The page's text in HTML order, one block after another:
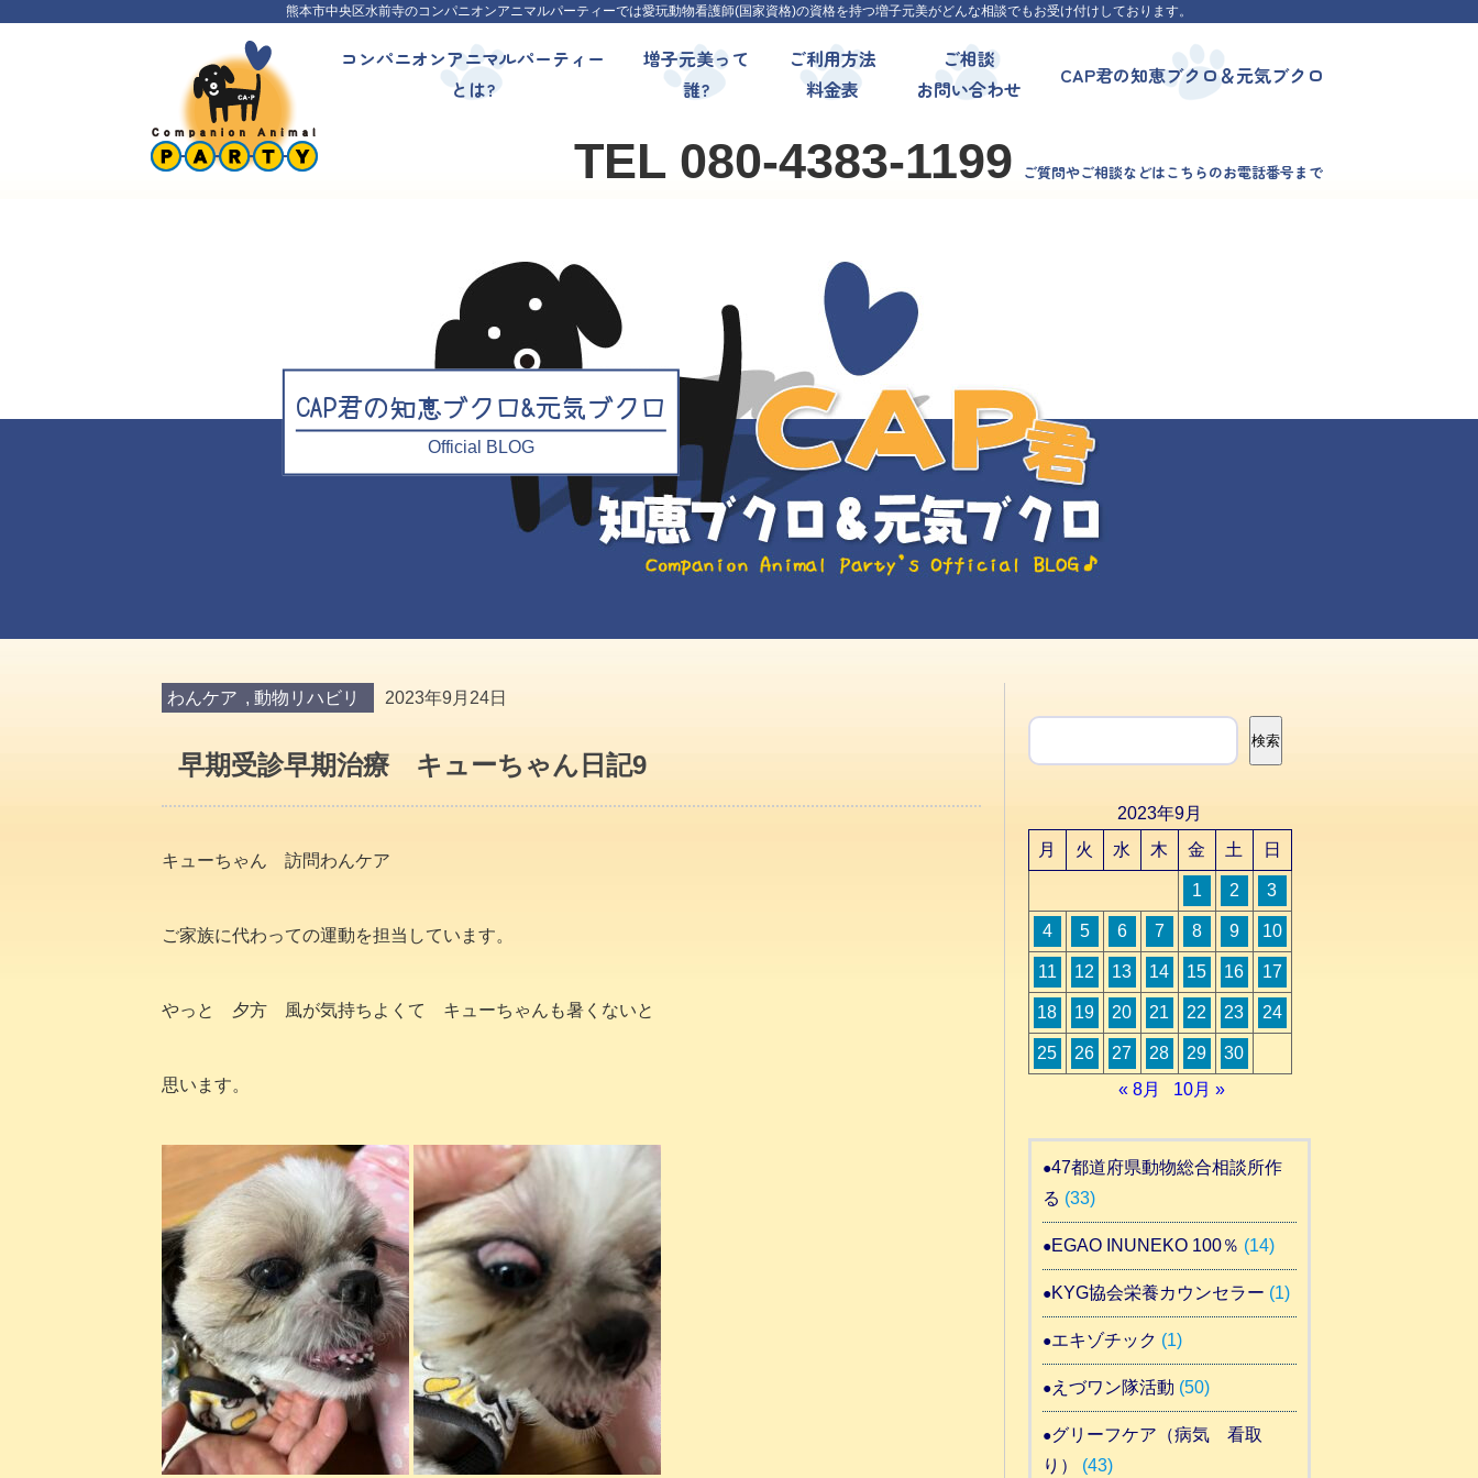
熊本市中央区水前寺のコンパニオンアニマルパーティーでは愛玩動物看護師(国家資格)の資格を持つ増子元美がどんな相談でもお受け付けしております。
コンパニオンアニマルパーティー
とは?
増子元美って
誰?
ご利用方法
料金表
ご相談
お問い合わせ
CAP君の知恵ブクロ＆元気ブクロ
TEL 080-4383-1199 ご質問やご相談などはこちらのお電話番号まで
CAP君の知恵ブクロ&元気ブクロ
Official BLOG
わんケア ,動物リハビリ 2023年9月24日
早期受診早期治療 キューちゃん日記9
キューちゃん 訪問わんケア
ご家族に代わっての運動を担当しています。
やっと 夕方 風が気持ちよくて キューちゃんも暑くないと
思います。
検索
検索
2023年9月
月
火 水 木 金 土 日
1 2 3
4 5 6 7 8 9 10
11 12 13 14 15 16 17
18 19 20 21 22 23 24
25 26 27 28 29
30
« 8月
10月 »
47都道府県動物総合相談所作
る (33)
EGAO INUNEKO 100％ (14)
KYG協会栄養カウンセラー (1)
エキゾチック (1)
えづワン隊活動 (50)
グリーフケア（病気 看取
り）
(43)